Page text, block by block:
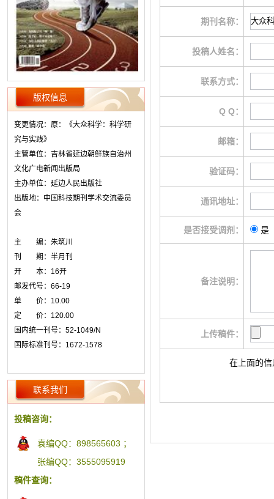
版权信息
变更情况：原：《大众科学：科学研
究与实践》
主管单位：吉林省延边朝鲜族自治州
文化广电新闻出版局
主办单位：延边人民出版社
出版地：中国科技期刊学术交流委员
会
主 编：朱筑川
刊 期：半月刊
开 本：16开
邮发代号：66-19
单 价：10.00
定 价：120.00
国内统一刊号：52-1049/N
国际标准刊号：1672-1578
联系我们
投稿咨询：
袁编QQ：898565603 ；
张编QQ：3555095919
稿件查询：
期刊名称：
投稿人姓名：
联系方式：
Q Q：
邮箱：
验证码：
通讯地址：
是否接受调剂：
备注说明：
上传稿件：
在上面的